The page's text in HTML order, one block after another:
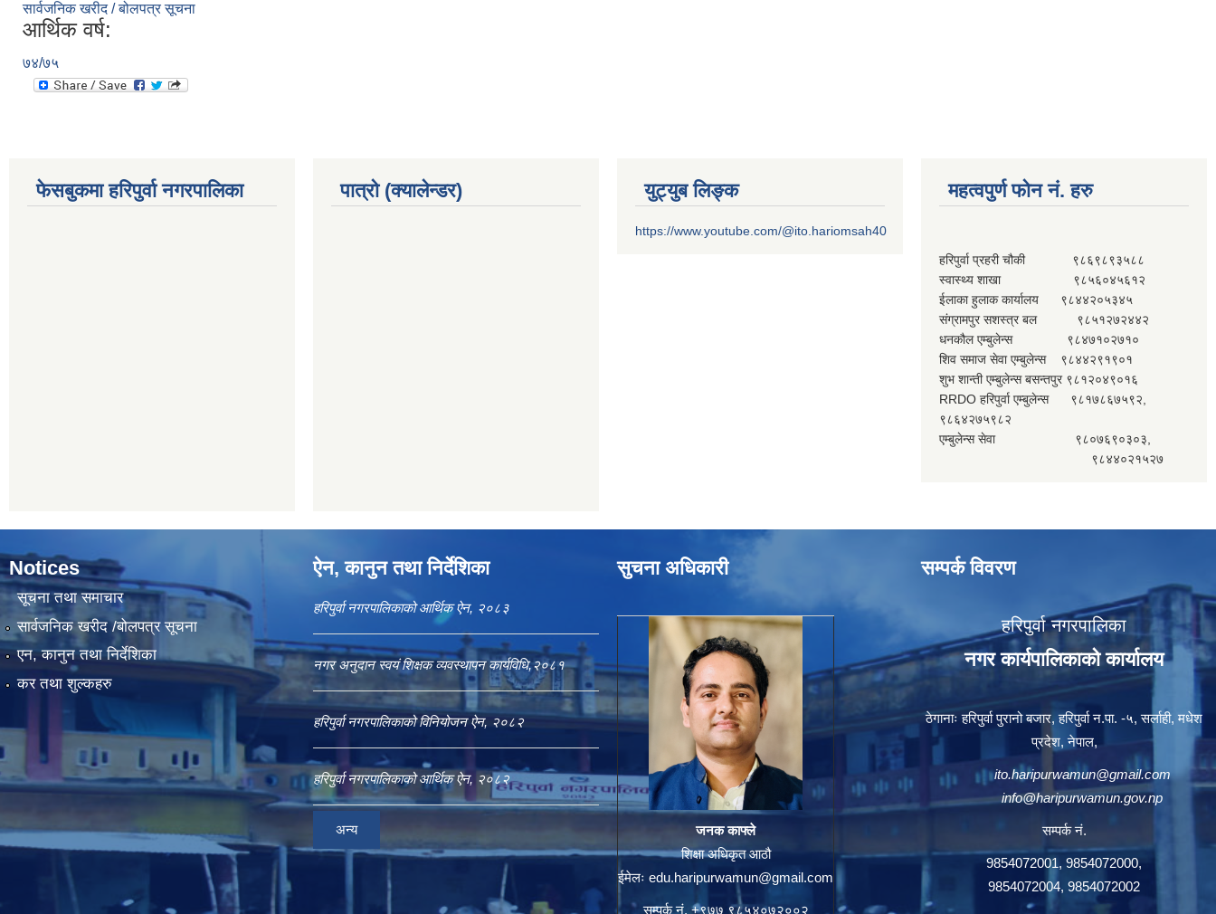
सार्वजनिक खरीद / बोलपत्र सूचना
आर्थिक वर्ष:
७४/७५
फेसबुकमा हरिपुर्वा नगरपालिका पात्रो (क्यालेन्डर) युट्युब लिङ्क
https://www.youtube.com/@ito.hariomsah40
महत्वपुर्ण फोन नं. हरु
हरिपुर्वा प्रहरी चौकी ९८६९८९३५८८
स्वास्थ्य शाखा ९८५६०४५६१२
ईलाका हुलाक कार्यालय ९८४४२०५३४५
संग्रामपुर सशस्त्र बल ९८५१२७२४४२
धनकौल एम्बुलेन्स ९८४७१०२७१०
शिव समाज सेवा एम्बुलेन्स ९८४४२९१९०१
शुभ शान्ती एम्बुलेन्स बसन्तपुर ९८१२०४९०१६
RRDO हरिपुर्वा एम्बुलेन्स ९८१७८६७५९२,
९८६४२७५९८२
एम्बुलेन्स सेवा ९८०७६९०३०३,
९८४४०२१५२७
Notices
सूचना तथा समाचार
सार्वजनिक खरीद /बोलपत्र सूचना
एन, कानुन तथा निर्देशिका
कर तथा शुल्कहरु
ऐन, कानुन तथा निर्देशिका
हरिपुर्वा नगरपालिकाको आर्थिक ऐन, २०८३
नगर अनुदान स्वयं शिक्षक व्यवस्थापन कार्यविधि,२०८१
हरिपुर्वा नगरपालिकाको विनियोजन ऐन, २०८२
हरिपुर्वा नगरपालिकाको आर्थिक ऐन, २०८२
अन्य
सुचना अधिकारी
जनक काफ्ले
शिक्षा अधिकृत आठौ
ईमेलः edu.haripurwamun@gmail.com
सम्पर्क नं. +९७७ ९८५४०७२००२
सम्पर्क विवरण
हरिपुर्वा नगरपालिका
नगर कार्यपालिकाको कार्यालय
ठेगानाः हरिपुर्वा पुरानो बजार, हरिपुर्वा न.पा. -५, सर्लाही, मधेश
प्रदेश, नेपाल,
ito.haripurwamun@gmail.com
info@haripurwamun.gov.np
सम्पर्क नं.
9854072001, 9854072000,
9854072004, 9854072002